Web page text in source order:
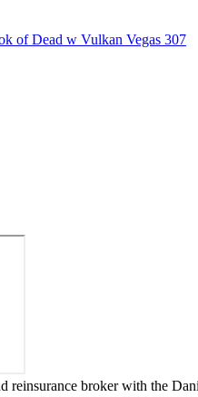
of Dead w Vulkan Vegas 307
reinsurance broker with the